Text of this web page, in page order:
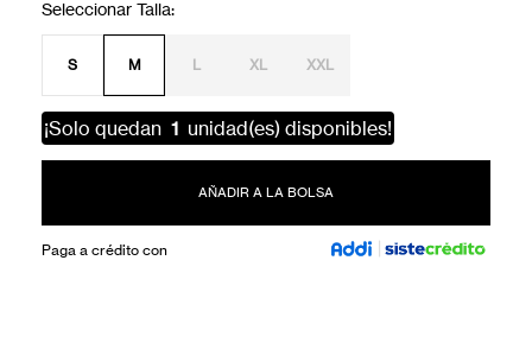
S M L XL XXL
¡Solo quedan 1 unidad(es) disponibles!
AÑADIR A LA BOLSA
Paga a crédito con